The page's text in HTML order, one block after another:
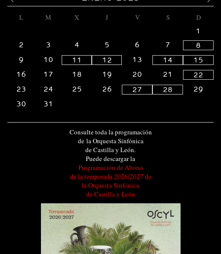
L M X J V S
D
1
2
3 4 5 6 7
8
9
10 11 12 13 14
15
16
17 18 19 20 21
22
23
24 25 26 27 28
29
30
31
Consulte toda la programación
de la Orquesta Sinfónica
de Castilla y León.
Puede descargar la
Programación de Abono
de la temporada 2026/2027 de
la Orquesta Sinfónica
de Castilla y León